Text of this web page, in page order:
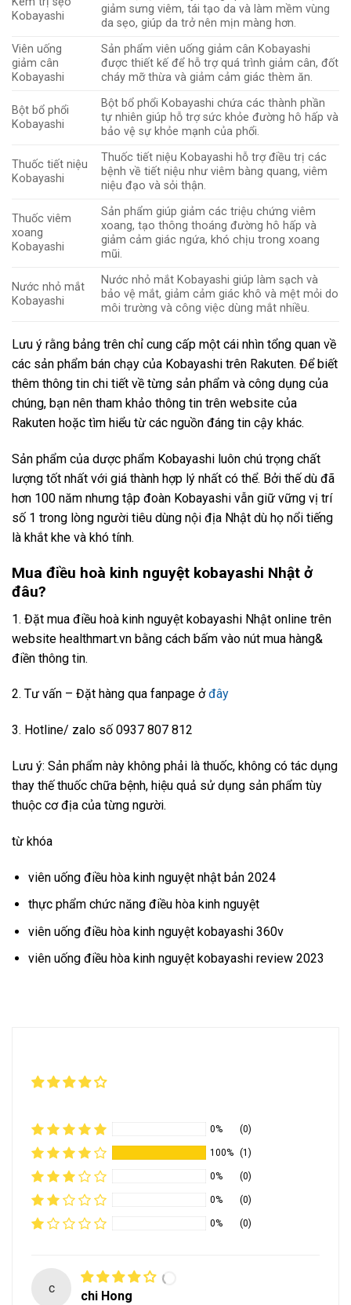
Kobayashi
giảm sưng viêm, tái tạo da và làm mềm vùng
da sẹo, giúp da trở nên mịn màng hơn.
Viên uống
giảm cân
Kobayashi
Sản phẩm viên uống giảm cân Kobayashi
được thiết kế để hỗ trợ quá trình giảm cân, đốt
cháy mỡ thừa và giảm cảm giác thèm ăn.
Bột bổ phổi
Kobayashi
Bột bổ phổi Kobayashi chứa các thành phần
tự nhiên giúp hỗ trợ sức khỏe đường hô hấp và
bảo vệ sự khỏe mạnh của phổi.
Thuốc tiết niệu
Kobayashi
Thuốc tiết niệu Kobayashi hỗ trợ điều trị các
bệnh về tiết niệu như viêm bàng quang, viêm
niệu đạo và sỏi thận.
Thuốc viêm
xoang
Kobayashi
Sản phẩm giúp giảm các triệu chứng viêm
xoang, tạo thông thoáng đường hô hấp và
giảm cảm giác ngứa, khó chịu trong xoang
mũi.
Nước nhỏ mắt
Kobayashi
Nước nhỏ mắt Kobayashi giúp làm sạch và
bảo vệ mắt, giảm cảm giác khô và mệt mỏi do
môi trường và công việc dùng mắt nhiều.
Lưu ý rằng bảng trên chỉ cung cấp một cái nhìn tổng quan về
các sản phẩm bán chạy của Kobayashi trên Rakuten. Để biết
thêm thông tin chi tiết về từng sản phẩm và công dụng của
chúng, bạn nên tham khảo thông tin trên website của
Rakuten hoặc tìm hiểu từ các nguồn đáng tin cậy khác.
Sản phẩm của dược phẩm Kobayashi luôn chú trọng chất
lượng tốt nhất với giá thành hợp lý nhất có thể. Bởi thế dù đã
hơn 100 năm nhưng tập đoàn Kobayashi vẫn giữ vững vị trí
số 1 trong lòng người tiêu dùng nội địa Nhật dù họ nổi tiếng
là khắt khe và khó tính.
Mua điều hoà kinh nguyệt kobayashi Nhật ở
đâu?
1. Đặt mua điều hoà kinh nguyệt kobayashi Nhật online trên
website healthmart.vn bằng cách bấm vào nút mua hàng&
điền thông tin.
2. Tư vấn – Đặt hàng qua fanpage ởđây
3. Hotline/ zalo số 0937 807 812
Lưu ý: Sản phẩm này không phải là thuốc, không có tác dụng
thay thế thuốc chữa bệnh, hiệu quả sử dụng sản phẩm tùy
thuộc cơ địa của từng người.
từ khóa
viên uống điều hòa kinh nguyệt nhật bản 2024
thực phẩm chức năng điều hòa kinh nguyệt
viên uống điều hòa kinh nguyệt kobayashi 360v
viên uống điều hòa kinh nguyệt kobayashi review 2023
0% (0)
100% (1)
0% (0)
0% (0)
0% (0)
c
chi Hong